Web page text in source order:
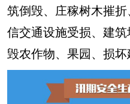
筑倒毁、庄稼树木摧
信交通设施受损、建
毁农作物、果园、损坏